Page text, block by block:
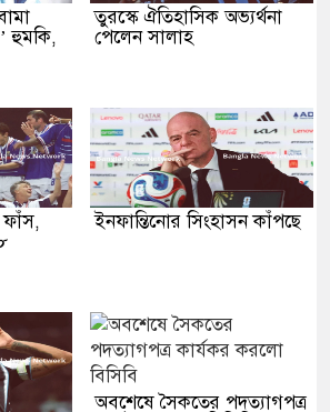
হুমকি,
তুরস্কে ঐতিহাসিক অভ্যর্থনা
পেলেন সালাহ
ফাঁস,
ইনফান্তিনোর সিংহাসন কাঁপছে
অবশেষে সৈকতের পদত্যাগপত্র